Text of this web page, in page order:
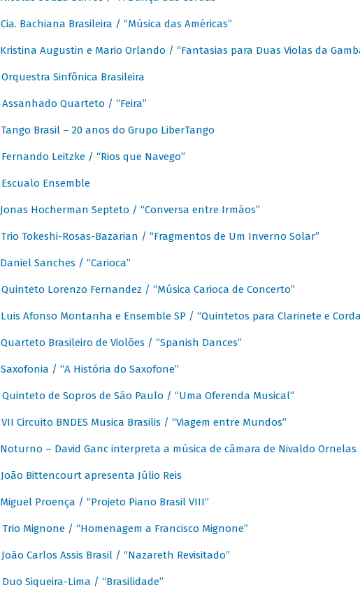
Cia. Bachiana Brasileira / “Música das Américas”
Kristina Augustin e Mario Orlando / “Fantasias para Duas Violas da
Orquestra Sinfônica Brasileira
Assanhado Quarteto / “Feira”
Tango Brasil – 20 anos do Grupo LiberTango
Fernando Leitzke / “Rios que Navego”
Escualo Ensemble
Jonas Hocherman Septeto / “Conversa entre Irmãos”
Trio Tokeshi-Rosas-Bazarian / “Fragmentos de Um Inverno Solar”
Daniel Sanches / “Carioca”
Quinteto Lorenzo Fernandez / “Música Carioca de Concerto”
Luis Afonso Montanha e Ensemble SP / “Quintetos para Clarinete e
Quarteto Brasileiro de Violões / “Spanish Dances”
Saxofonia / “A História do Saxofone”
Quinteto de Sopros de São Paulo / “Uma Oferenda Musical”
VII Circuito BNDES Musica Brasilis / “Viagem entre Mundos”
Noturno – David Ganc interpreta a música de câmara de Nivaldo Ornelas
João Bittencourt apresenta Júlio Reis
Miguel Proença / “Projeto Piano Brasil VIII”
Trio Mignone / “Homenagem a Francisco Mignone”
João Carlos Assis Brasil / “Nazareth Revisitado”
Duo Siqueira-Lima / “Brasilidade”